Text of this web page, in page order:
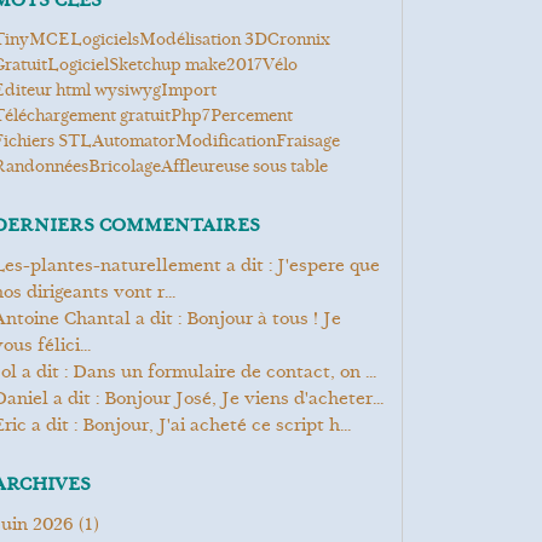
TinyMCE Logiciels modélisation 3D cronnix
gratuit logiciel Sketchup make2017 Vélo
Editeur html wysiwyg Import
Téléchargement gratuit php7 Percement
Fichiers STL Automator modification Fraisage
Randonnées Bricolage Affleureuse sous table
COMMENTAIRES
que
dirigeants vont r...
à tous ! Je
félici...
Jol a dit : Dans un formulaire de contact, on ...
Daniel a dit : Bonjour José, Je viens d'acheter...
Eric a dit : Bonjour, J'ai acheté ce script h...
juin 2026 (1)